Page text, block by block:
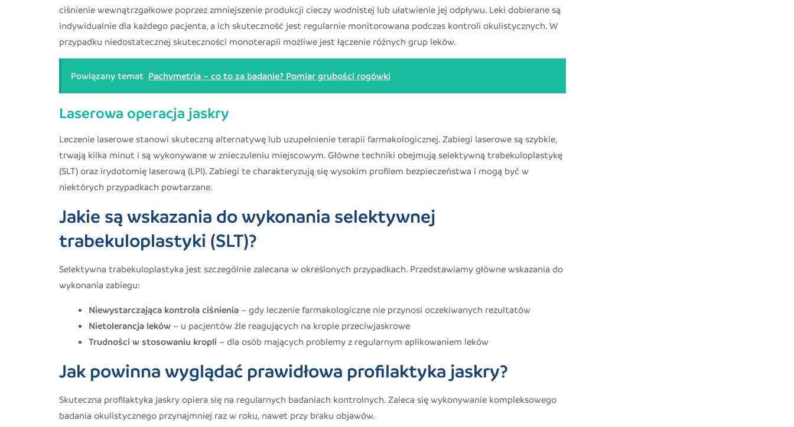
ciśnienie wewnątrzgałkowe poprzez zmniejszenie produkcji cieczy wodnistej lub ułatwienie jej odpływu. Leki dobierane są
indywidualnie dla każdego pacjenta, a ich skuteczność jest regularnie monitorowana podczas kontroli okulistycznych. W
przypadku niedostatecznej skuteczności monoterapii możliwe jest łączenie różnych grup leków.
Powiązany temat Pachymetria – co to za badanie? Pomiar grubości rogówki
Laserowa operacja jaskry
Leczenie laserowe stanowi skuteczną alternatywę lub uzupełnienie terapii farmakologicznej. Zabiegi laserowe są szybkie,
trwają kilka minut i są wykonywane w znieczuleniu miejscowym. Główne techniki obejmują selektywną trabekuloplastykę
(SLT) oraz irydotomię laserową (LPI). Zabiegi te charakteryzują się wysokim profilem bezpieczeństwa i mogą być w
niektórych przypadkach powtarzane.
Jakie są wskazania do wykonania selektywnej
trabekuloplastyki (SLT)?
Selektywna trabekuloplastyka jest szczególnie zalecana w określonych przypadkach. Przedstawiamy główne wskazania do
wykonania zabiegu:
Niewystarczająca kontrola ciśnienia – gdy leczenie farmakologiczne nie przynosi oczekiwanych rezultatów
Nietolerancja leków – u pacjentów źle reagujących na krople przeciwjaskrowe
Trudności w stosowaniu kropli – dla osób mających problemy z regularnym aplikowaniem leków
Jak powinna wyglądać prawidłowa profilaktyka jaskry?
Skuteczna profilaktyka jaskry opiera się na regularnych badaniach kontrolnych. Zaleca się wykonywanie kompleksowego
badania okulistycznego przynajmniej raz w roku, nawet przy braku objawów.